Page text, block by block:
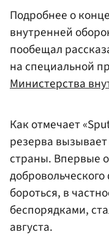
Подробнее о
внутренней
пообещал
на специальной
Министерства
Как отмечает
резерва
страны. Впервые
бороться, в
беспорядками,
августа.